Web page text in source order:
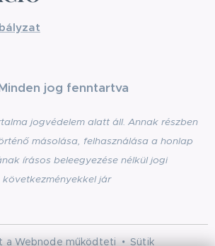
jog fenntartva
jogvédelem alatt áll. Annak részben
másolása, felhasználása a honlap
írásos beleegyezése nélkül jogi
következményekkel jár
aWebnodeműködteti Sütik